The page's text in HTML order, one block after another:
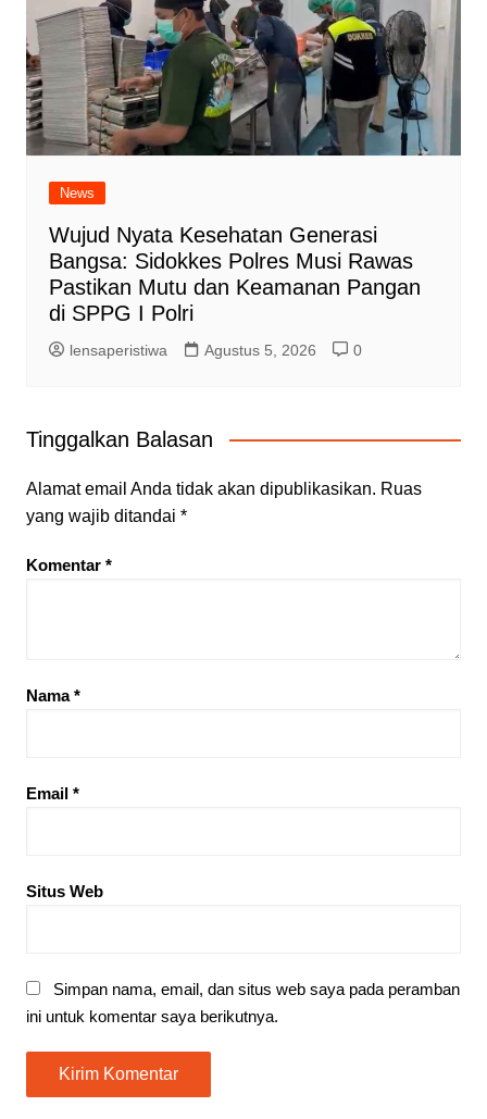
News
Wujud Nyata Kesehatan Generasi
Bangsa: Sidokkes Polres Musi Rawas
Pastikan Mutu dan Keamanan Pangan
di SPPG I Polri
lensaperistiwa Agustus 5, 2026 0
Tinggalkan Balasan
Alamat email Anda tidak akan dipublikasikan. Ruas
yang wajib ditandai *
Komentar *
Nama*
Email *
Situs Web
Simpan nama, email, dan situs web saya pada peramban
ini untuk komentar saya berikutnya.